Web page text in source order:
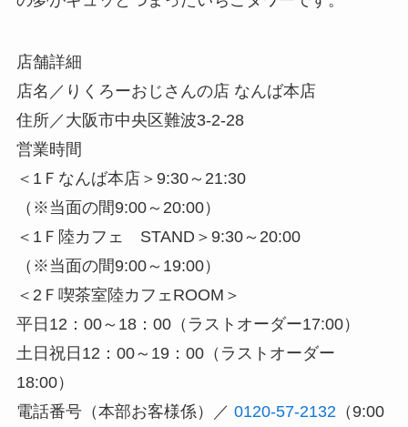
店舗詳細
店名／りくろーおじさんの店 なんば本店
住所／大阪市中央区難波3-2-28
営業時間
＜1Ｆなんば本店＞9:30～21:30
（※当面の間9:00～20:00）
＜1Ｆ陸カフェ STAND＞9:30～20:00
（※当面の間9:00～19:00）
＜2Ｆ喫茶室陸カフェROOM＞
平日12：00～18：00（ラストオーダー17:00）
土日祝日12：00～19：00（ラストオーダー
18:00）
電話番号（本部お客様係）／ 0120-57-2132 （9:00